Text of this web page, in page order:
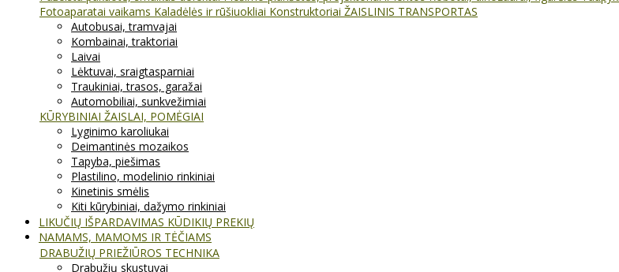
Fotoaparatai vaikams Kaladėlės ir rūšiuokliai Konstruktoriai ŽAISLINIS TRANSPORTAS
Autobusai, tramvajai
Kombainai, traktoriai
Laivai
Lėktuvai, sraigtasparniai
Traukiniai, trasos, garažai
Automobiliai, sunkvežimiai
KŪRYBINIAI ŽAISLAI, POMĖGIAI
Lyginimo karoliukai
Deimantinės mozaikos
Tapyba, piešimas
Plastilino, modelinio rinkiniai
Kinetinis smėlis
Kiti kūrybiniai, dažymo rinkiniai
LIKUČIŲ IŠPARDAVIMAS KŪDIKIŲ PREKIŲ
NAMAMS, MAMOMS IR TĖČIAMS
DRABUŽIŲ PRIEŽIŪROS TECHNIKA
Drabužių skustuvai